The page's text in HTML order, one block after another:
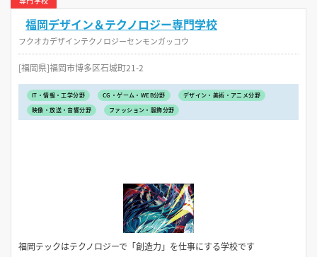
福岡デザイン＆テクノロジー専門学校
フクオカデザインテクノロジーセンモンガッコウ
[福岡県]福岡市博多区石城町21-2
IT・情報・工学分野 CG・ゲーム・WEB分野
デザイン・美術・アニメ分野
映像・放送・音響分野
ファッション・服飾分野
福岡テックはテクノロジーで「創造力」を仕事にする学校です